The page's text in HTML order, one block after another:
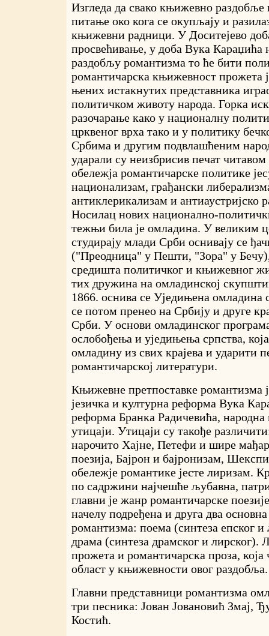
Изгледа да свако књижевно
питање око кога се окупљају и
књижевни радници. У Доситејево
просвећивање, у доба Вука Караџића
раздобљу романтизма то ће бити
романтичарска књижевност прожета
њених истакнутих представника
политичком животу народа. Горка
разочарање како у националну
црквеног врха тако и у политику
Србима и другим подвлашћеним
ударали су неизбрисив печат
обележја романтичарске политике
национализам, грађански
антиклерикализам и антиаустријско
Носилац нових национално-
тежњи била је омладина. У великим
студирају млади Срби оснивају се
("Преодница" у Пешти, "Зора" у Бечу),
средишта политичког и књижевног
тих дружина на омладинској
1866. оснива се Уједињена омладина
се потом пренео на Србију и друге
Срби. У основи омладинског
ослобођења и уједињења српства,
омладину из свих крајева и ударити
романтичарској литератури.
Књижевне претпоставке романтизма
језичка и културна реформа Вука
реформа Бранка Радичевића, народна
утицаји. Утицаји су такође
нарочито Хајне, Петефи и шире
поезија, Бајрон и бајронизам,
обележје романтике јесте лиризам.
по садржини најчешће љубавна,
главни је жанр романтичарске
начелу подређена и друга два
романтизма: поема (синтеза епског и
драма (синтеза драмског и лирског).
прожета и романтичарска проза,
област у књижевности овог раздобља.
Главни представници романтизма
три песника: Јован Јовановић Змај,
Костић.